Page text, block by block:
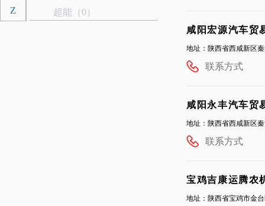
Z
超能（0）
咸阳宏源汽车贸
地址：陕西省西咸新区
联系方式
咸阳永丰汽车贸
地址：陕西省西咸新区
联系方式
宝鸡吉康运腾农
地址：陕西省宝鸡市金